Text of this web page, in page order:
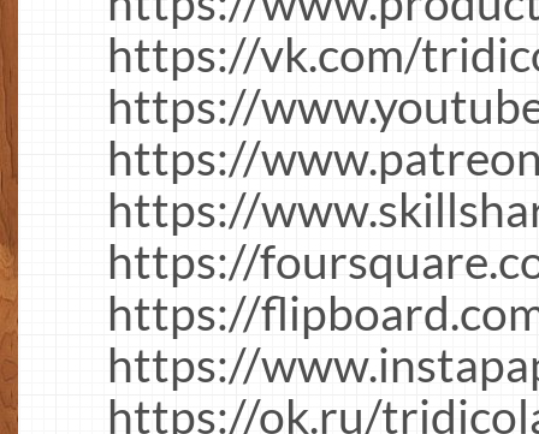
https://vk.com/
https://
https://
https://
https://
https://
https://
https://ok.ru/